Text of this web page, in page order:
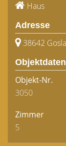
Haus
Adresse
38642
Objektdaten
Objekt-Nr.
3050
Zimmer
5